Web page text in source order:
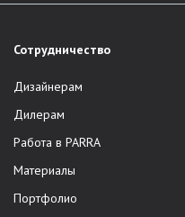
Сотрудничество
Дизайнерам
Дилерам
Работа в PARRA
Материалы
Портфолио